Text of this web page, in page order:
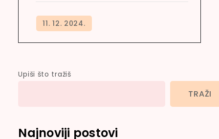
Upiši što tražiš
TRAŽI
Najnoviji postovi